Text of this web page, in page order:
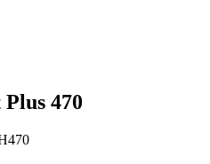
470